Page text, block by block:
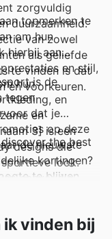
zorgvuldig
duurzaamheid.
van zowel
als geliefde
te vinden is dat
en voorkeuren.
topmerken te
om hun
hierbij aan
en stijl,
hun
en
en
3] is een
designs die
look.
eenvoudig
flyers en de
deals
is de
tegen
dat je
op deze
de nieuwste
kortingen?
te blijven
the best
vinden bij